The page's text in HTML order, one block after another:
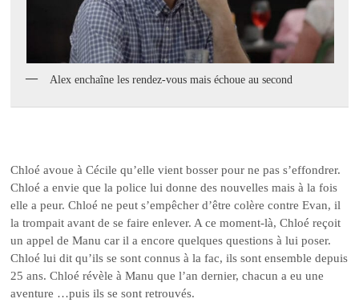
Alex enchaîne les rendez-vous mais échoue au second
Chloé avoue à Cécile qu’elle vient bosser pour ne pas s’effondrer.
Chloé a envie que la police lui donne des nouvelles mais à la fois
elle a peur. Chloé ne peut s’empêcher d’être colère contre Evan, il
la trompait avant de se faire enlever. A ce moment-là, Chloé reçoit
un appel de Manu car il a encore quelques questions à lui poser.
Chloé lui dit qu’ils se sont connus à la fac, ils sont ensemble depuis
25 ans. Chloé révèle à Manu que l’an dernier, chacun a eu une
aventure …puis ils se sont retrouvés.